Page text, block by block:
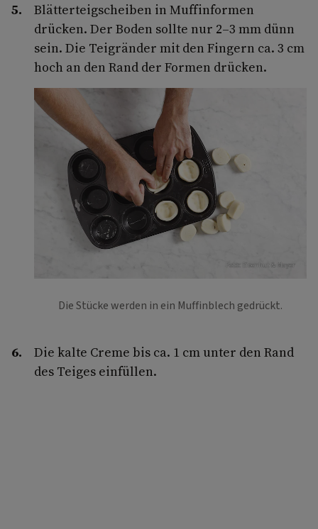
Blätterteigscheiben in Muffinformen
drücken. Der Boden sollte nur 2–3 mm dünn
sein. Die Teigränder mit den Fingern ca. 3 cm
hoch an den Rand der Formen drücken.
Foto: Eisenhut & Mayer
Die Stücke werden in ein Muffinblech gedrückt.
Die kalte Creme bis ca. 1 cm unter den Rand
des Teiges einfüllen.